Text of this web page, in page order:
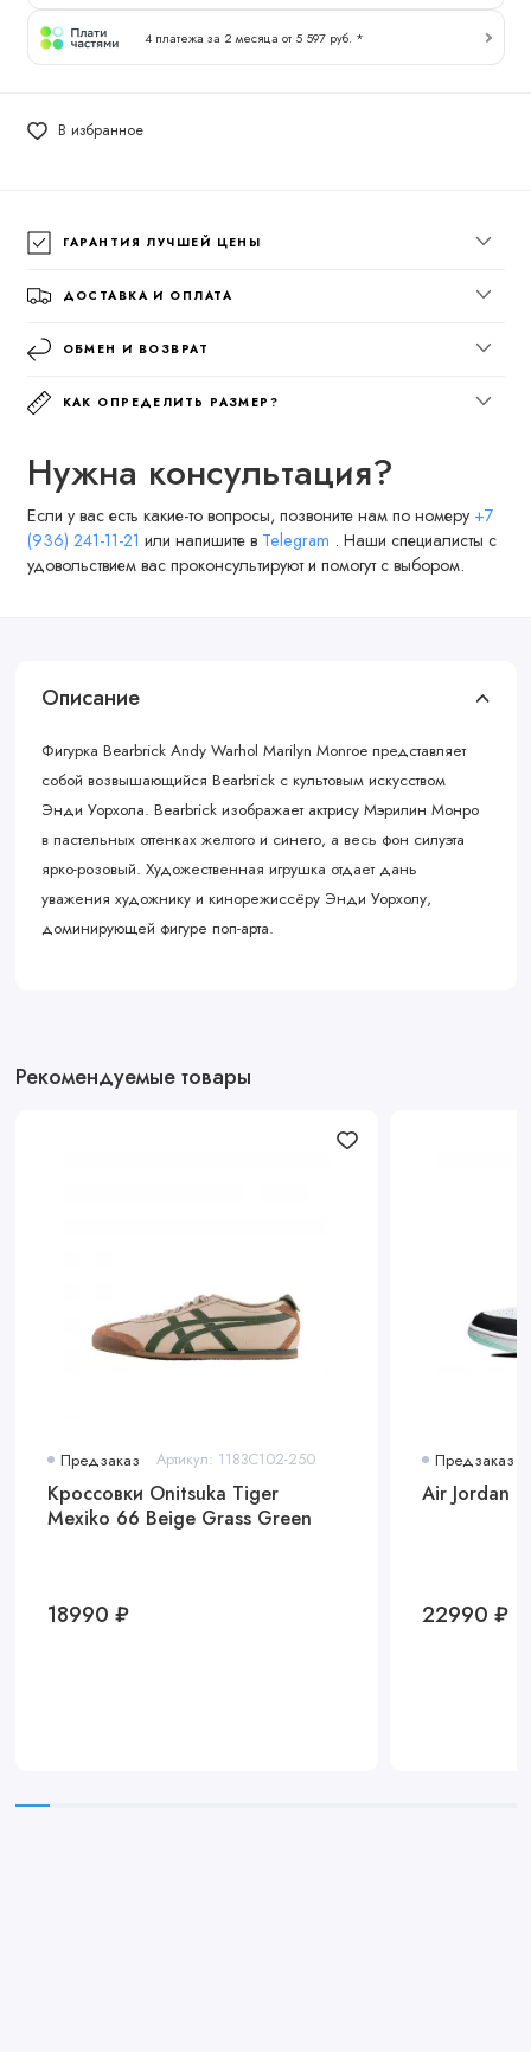
4 платежа за 2 месяца от 5 597 руб. *
В избранное
ГАРАНТИЯ ЛУЧШЕЙ ЦЕНЫ
ДОСТАВКА И ОПЛАТА
ОБМЕН И ВОЗВРАТ
КАК ОПРЕДЕЛИТЬ РАЗМЕР?
Нужна консультация?
Если у вас есть какие-то вопросы, позвоните нам по номеру +7
(936) 241-11-21 или напишите в Telegram . Наши специалисты с
удовольствием вас проконсультируют и помогут с выбором.
Описание
Фигурка Bearbrick Andy Warhol Marilyn Monroe представляет
собой возвышающийся Bearbrick с культовым искусством
Энди Уорхола. Bearbrick изображает актрису Мэрилин Монро
в пастельных оттенках желтого и синего, а весь фон силуэта
ярко-розовый. Художественная игрушка отдает дань
уважения художнику и кинорежиссёру Энди Уорхолу,
доминирующей фигуре поп-арта.
Рекомендуемые товары
Предзаказ Артикул: 1183C102-250
Кроссовки Onitsuka Tiger
Mexiko 66 Beige Grass Green
18990 ₽
Предзаказ
Air Jordan
22990 ₽